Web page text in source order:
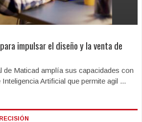
impulsar el diseño y la venta de
de Maticad amplía sus capacidades con
Artificial que permite agil ...